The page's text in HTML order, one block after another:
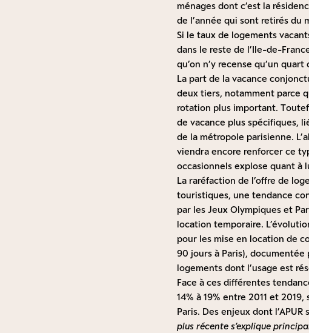
ménages dont c’est la
de l’année qui sont retirés du
Si le taux de logements
dans le reste de l’Ile-de-
qu’on n’y recense qu’un
La part de la vacance
deux tiers, notamment parce
rotation plus important.
de vacance plus spécifiques,
de la métropole parisienne.
viendra encore renforcer ce
occasionnels explose quant à
La raréfaction de l’offre de
touristiques, une tendance
par les Jeux Olympiques et
location temporaire.
pour les mise en location de
90 jours à Paris), documentée
logements dont l’usage est
Face à ces différentes
14% à 19% entre 2011 et
Paris. Des enjeux dont
plus récente s’explique